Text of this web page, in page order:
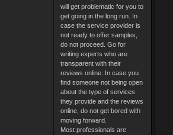
will get problematic for you to
get going in the long run. In
case the service provider is
not ready to offer samples,
do not proceed. Go for
writing experts who are
transparent with their
reviews online. In case you
find someone not being open
about the type of services
they provide and the reviews
online, do not get bored with
moving forward.
Most professionals are